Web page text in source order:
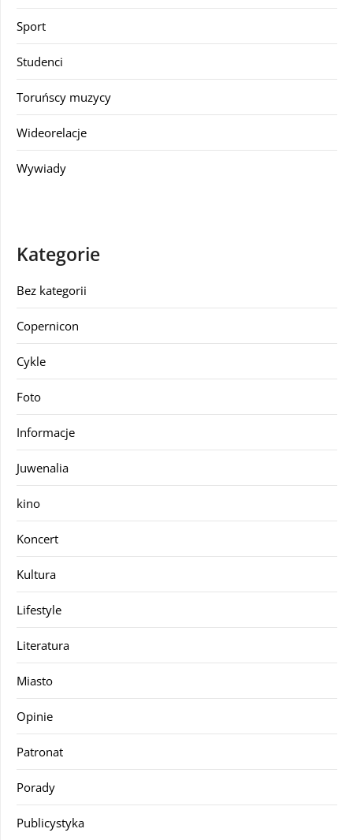
Sport
Studenci
Toruńscy muzycy
Wideorelacje
Wywiady
Kategorie
Bez kategorii
Copernicon
Cykle
Foto
Informacje
Juwenalia
kino
Koncert
Kultura
Lifestyle
Literatura
Miasto
Opinie
Patronat
Porady
Publicystyka